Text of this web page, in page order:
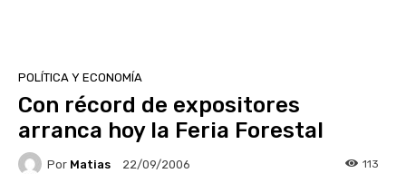
POLÍTICA Y ECONOMÍA
Con récord de expositores
arranca hoy la Feria Forestal
Por Matias 22/09/2006 113